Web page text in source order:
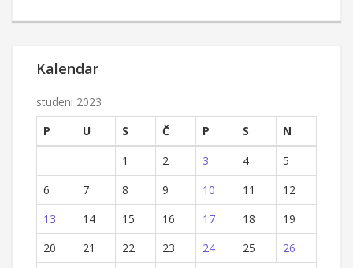
Kalendar
studeni 2023
P
U S Č P S
N
1
2 3 4
5
6
7 8 9 10 11
12
13
14 15 16 17 18
19
20
21 22 23 24 25
26